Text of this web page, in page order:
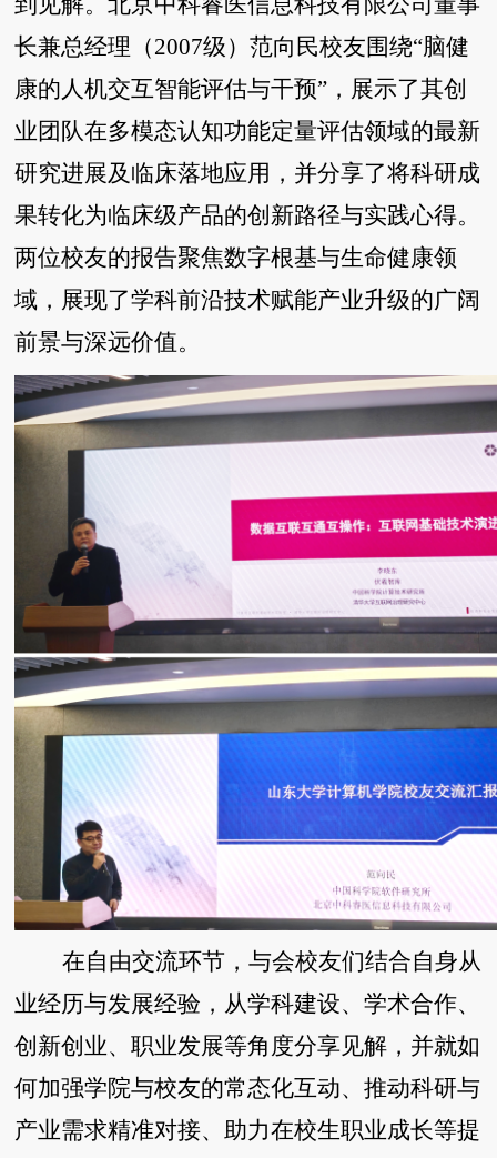
长兼总经理（2007级）范向民校友围绕“脑健
康的人机交互智能评估与干预”，展示了其创
业团队在多模态认知功能定量评估领域的最新
研究进展及临床落地应用，并分享了将科研成
果转化为临床级产品的创新路径与实践心得。
两位校友的报告聚焦数字根基与生命健康领
域，展现了学科前沿技术赋能产业升级的广阔
前景与深远价值。
在自由交流环节，与会校友们结合自身从
业经历与发展经验，从学科建设、学术合作、
创新创业、职业发展等角度分享见解，并就如
何加强学院与校友的常态化互动、推动科研与
产业需求精准对接、助力在校生职业成长等提